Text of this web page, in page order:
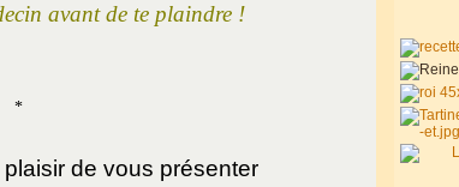
avant de te plaindre !
*
de vous présenter